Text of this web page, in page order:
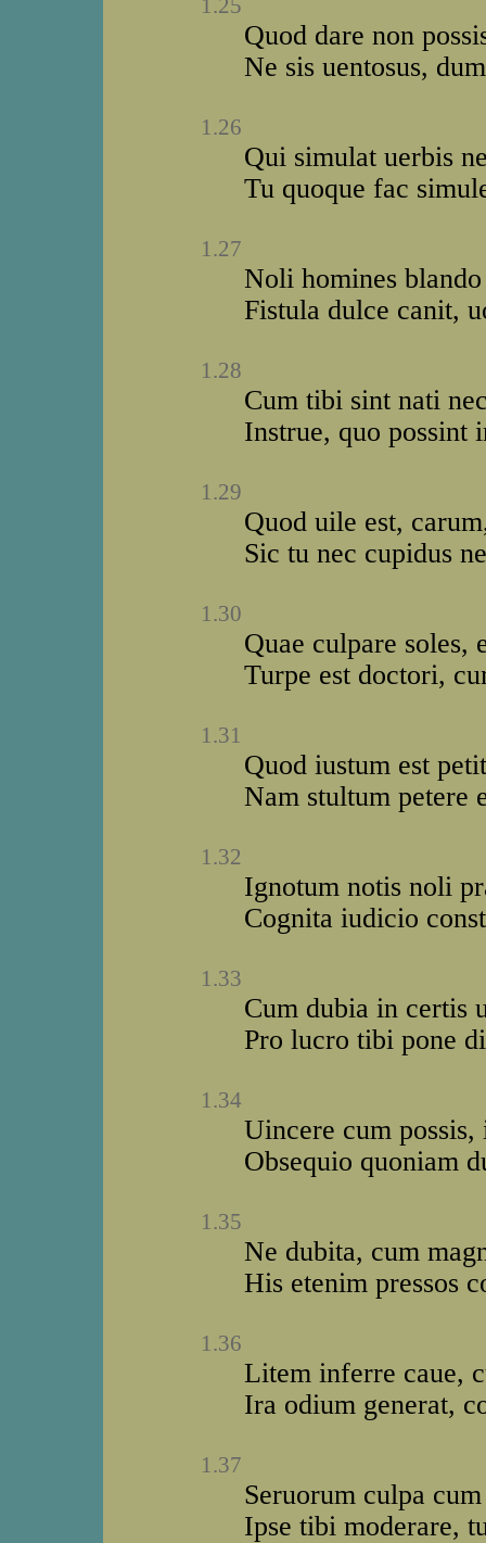
1.25
Quod dare non
Ne sis uentosus,
1.26
Qui simulat uerbis
Tu quoque fac
1.27
Noli homines
Fistula dulce canit,
1.28
Cum tibi sint nati
Instrue, quo possint
1.29
Quod uile est,
Sic tu nec cupidus
1.30
Quae culpare soles,
Turpe est doctori,
1.31
Quod iustum est
Nam stultum petere
1.32
Ignotum notis noli
Cognita iudicio
1.33
Cum dubia in certis
Pro lucro tibi pone
1.34
Uincere cum
Obsequio quoniam
1.35
Ne dubita, cum
His etenim pressos
1.36
Litem inferre caue,
Ira odium generat,
1.37
Seruorum culpa
Ipse tibi moderare,